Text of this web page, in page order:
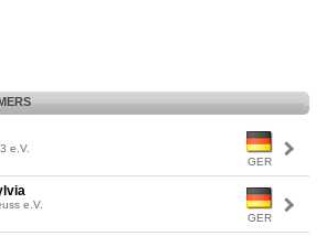
GER
e.V.
GER
e.V.